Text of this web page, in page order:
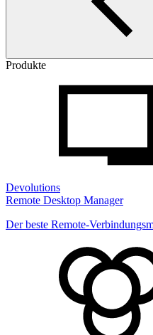
Produkte
Devolutions
Remote Desktop Manager
Der beste Remote-